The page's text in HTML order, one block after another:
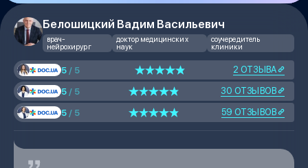
Белошицкий Вадим Васильевич
врач-
нейрохирург
доктор медицинских
наук
соучередитель
клиники
5/ 5 2 ОТЗЫВА
5/ 5 30 ОТЗЫВОВ
5/ 5 59 ОТЗЫВОВ